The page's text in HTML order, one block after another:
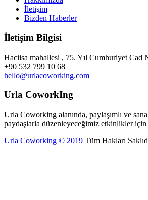
İletişim
Bizden Haberler
İletişim Bilgisi
Haciisa mahallesi , 75. Yıl Cumhuriyet Cad
+90 532 799 10 68
hello@urlacoworking.com
Urla CoworkIng
Urla Coworking alanında, paylaşımlı ve
paydaşlarla düzenleyeceğimiz etkinlikler için
Urla Coworking © 2019 Tüm Hakları